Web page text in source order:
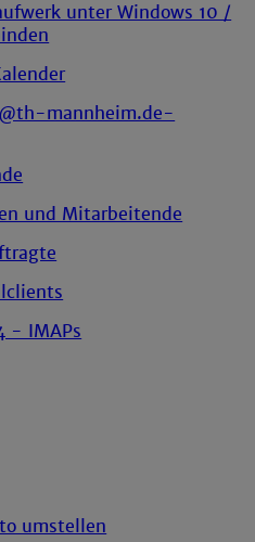
unter Windows 10 /
mannheim.de-
und Mitarbeitende
- IMAPs
umstellen